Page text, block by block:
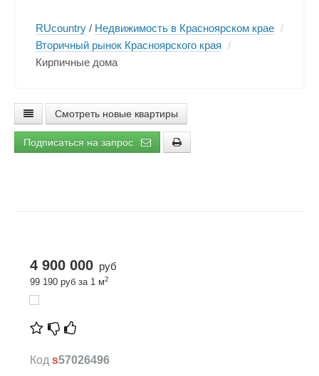
RUcountry / Недвижимость в Красноярском крае /
Вторичный рынок Красноярского края /
Кирпичные дома
Смотреть новые квартиры
Подписаться на запрос
4 900 000 руб
99 190 руб за 1 м2
Код s57026496